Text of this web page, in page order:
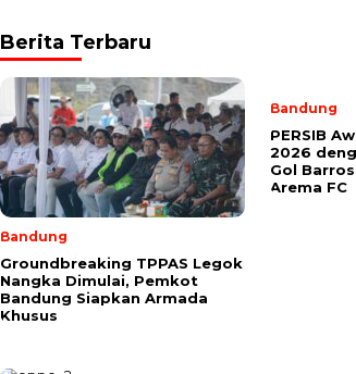
Berita Terbaru
Bandung
Groundbreaking TPPAS Legok
Nangka Dimulai, Pemkot
Bandung Siapkan Armada
Khusus
Bandung
PERSIB
2026
Gol
Arema FC